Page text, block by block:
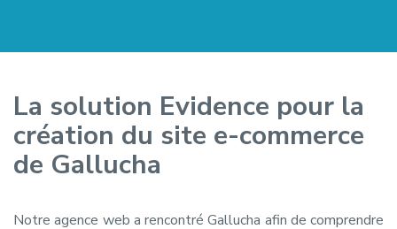
La solution Evidence pour la
création du site e-commerce
de Gallucha
Notre agence web a rencontré Gallucha afin de comprendre